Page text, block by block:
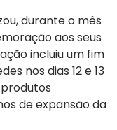
durante o mês
aos seus
incluiu um fim
nos dias 12 e 13
de expansão da